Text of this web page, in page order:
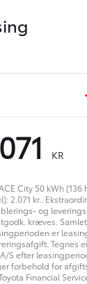
KR
City 50 kWh
2.071 kr..
og
kræves.
er
Tegnes
A/S efter
forbehold for
Financial